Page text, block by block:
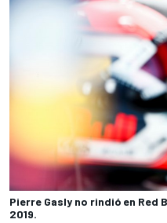
Pierre Gasly no rindió en Red
2019.